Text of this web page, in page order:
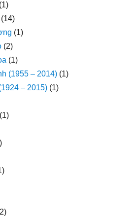
(1)
(14)
(1)
(2)
(1)
(1955 – 2014) (1)
– 2015) (1)
(1)